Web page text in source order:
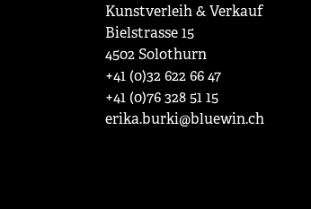
Kunstverleih & Verkauf
Bielstrasse 15
4502 Solothurn
+41 (0)32 622 66 47
+41 (0)76 328 51 15
erika.burki@bluewin.ch